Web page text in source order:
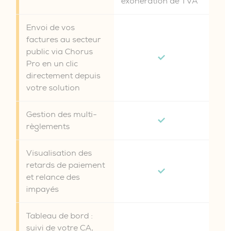
Envoi de vos
factures au secteur
public via Chorus
Pro en un clic
directement depuis
votre solution
Gestion des multi-
règlements
Visualisation des
retards de paiement
et relance des
impayés
Tableau de bord :
suivi de votre CA,